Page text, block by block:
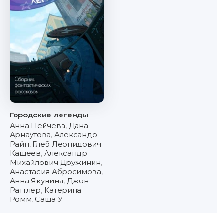
Городские легенды
Анна Пейчева, Дана
Арнаутова, Александр
Райн, Глеб Леонидович
Кащеев, Александр
Михайлович Дружинин,
Анастасия Абросимова,
Анна Якунина, Джон
Раттлер, Катерина
Ромм, Саша У